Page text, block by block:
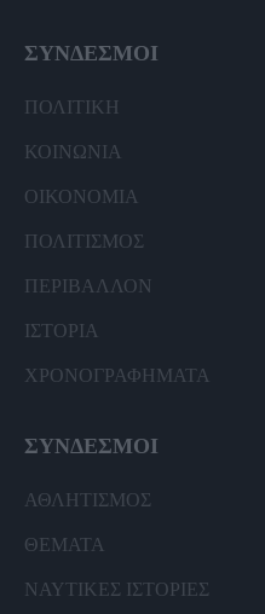
ΣΥΝΔΕΣΜΟΙ
ΠΟΛΙΤΙΚΗ
ΚΟΙΝΩΝΙΑ
ΟΙΚΟΝΟΜΙΑ
ΠΟΛΙΤΙΣΜΟΣ
ΠΕΡΙΒΑΛΛΟΝ
ΙΣΤΟΡΙΑ
ΧΡΟΝΟΓΡΑΦΗΜΑΤΑ
ΣΥΝΔΕΣΜΟΙ
ΑΘΛΗΤΙΣΜΟΣ
ΘΕΜΑΤΑ
ΝΑΥΤΙΚΕΣ ΙΣΤΟΡΙΕΣ